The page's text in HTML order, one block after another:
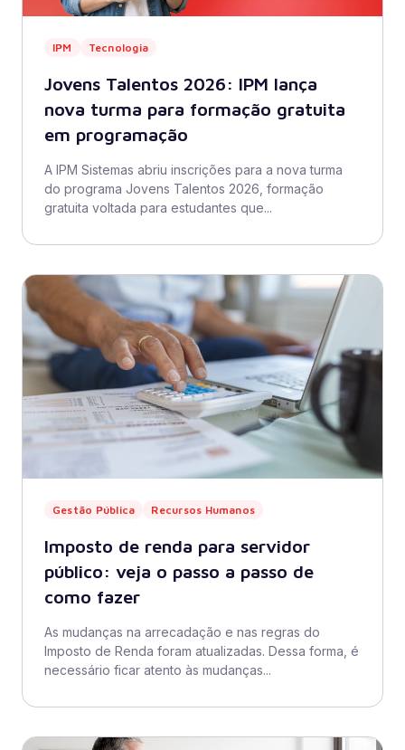
IPM Tecnologia
Jovens Talentos 2026: IPM lança
nova turma para formação gratuita
em programação
A IPM Sistemas abriu inscrições para a nova turma
do programa Jovens Talentos 2026, formação
gratuita voltada para estudantes que...
Gestão Pública Recursos Humanos
Imposto de renda para servidor
público: veja o passo a passo de
como fazer
As mudanças na arrecadação e nas regras do
Imposto de Renda foram atualizadas. Dessa forma, é
necessário ficar atento às mudanças...